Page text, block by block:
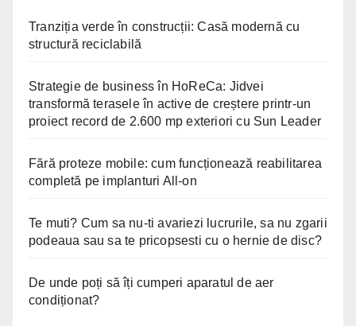
Tranziția verde în construcții: Casă modernă cu
structură reciclabilă
Strategie de business în HoReCa: Jidvei
transformă terasele în active de creștere printr-un
proiect record de 2.600 mp exteriori cu Sun Leader
Fără proteze mobile: cum funcționează reabilitarea
completă pe implanturi All-on
Te muti? Cum sa nu-ti avariezi lucrurile, sa nu zgarii
podeaua sau sa te pricopsesti cu o hernie de disc?
De unde poți să îți cumperi aparatul de aer
condiționat?